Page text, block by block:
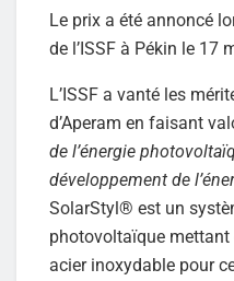
Le prix a été annoncé
de l’ISSF à Pékin le 17
L’ISSF a vanté les
d’Aperam en faisant
de l’énergie
développement de
SolarStyl® est un
photovoltaïque mettant
acier inoxydable pour